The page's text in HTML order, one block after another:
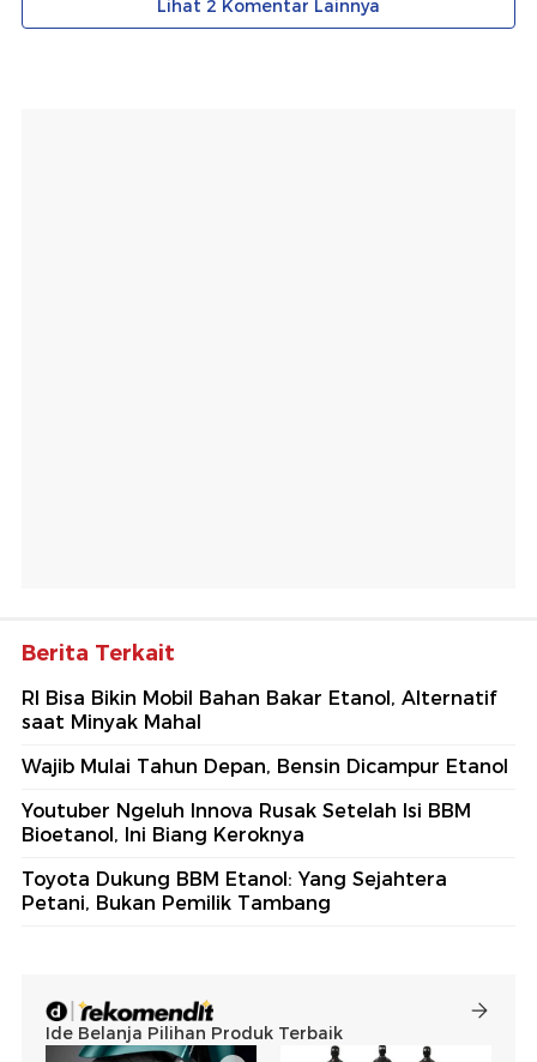
Berita Terkait
RI Bisa Bikin Mobil Bahan Bakar Etanol, Alternatif
saat Minyak Mahal
Wajib Mulai Tahun Depan, Bensin Dicampur Etanol
Youtuber Ngeluh Innova Rusak Setelah Isi BBM
Bioetanol, Ini Biang Keroknya
Toyota Dukung BBM Etanol: Yang Sejahtera
Petani, Bukan Pemilik Tambang